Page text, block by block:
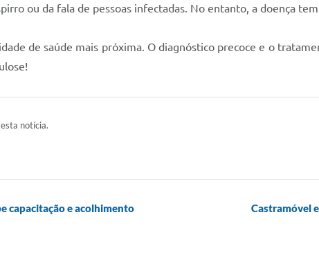
ou da fala de pessoas infectadas. No entanto, a doença
de saúde mais próxima. O diagnóstico precoce e o
notícia.
capacitação e acolhimento Castramóvel